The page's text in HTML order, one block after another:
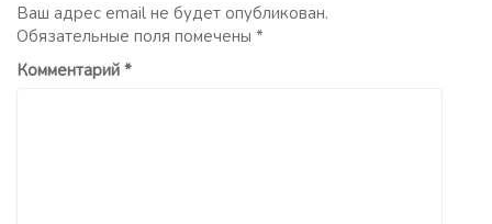
Ваш адрес email не будет опубликован.
Обязательные поля помечены *
Комментарий *